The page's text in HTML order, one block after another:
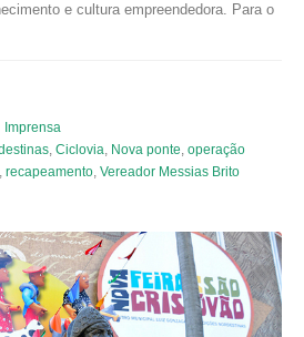
e cultura empreendedora. Para o
Imprensa
, Ciclovia Nova ponte operação
recapeamento Vereador Messias Brito